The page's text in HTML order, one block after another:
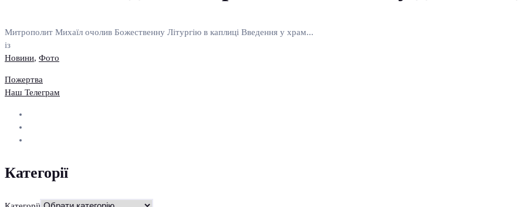
Митрополит Михаїл очолив Божественну Літургію в каплиці Введення у храм...
із
Новини, Фото
Пожертва
Наш Телеграм
Категорії